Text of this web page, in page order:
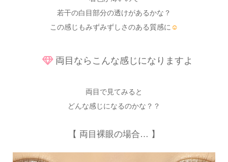
若干の白目部分の透けがあるかな？
この感じもみずみずしさのある質感に ☺
両目ならこんな感じになりますよ
両目で見てみると
どんな感じになるのかな？？
【 両目裸眼の場合… 】